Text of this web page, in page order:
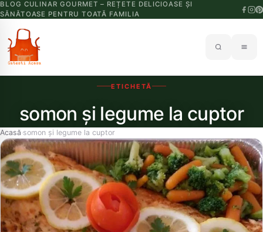
BLOG CULINAR GOURMET – REȚETE DELICIOASE ȘI
SĂNĂTOASE PENTRU TOATĂ FAMILIA
ETICHETĂ
somon și legume la cuptor
Acasă›somon și legume la cuptor